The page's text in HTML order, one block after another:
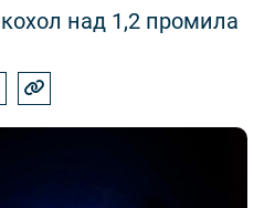
над 1,2 промила